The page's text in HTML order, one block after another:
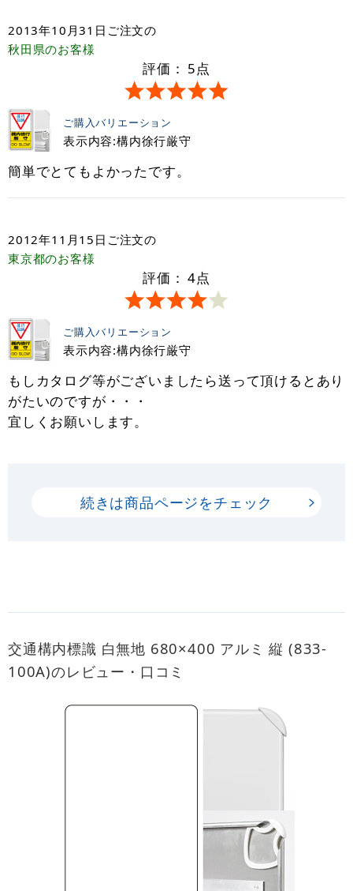
2013年10月31日 ご注文の
秋田県のお客様
評価： 5点
ご購入バリエーション
表示内容:構内徐行厳守
簡単でとてもよかったです。
2012年11月15日 ご注文の
東京都のお客様
評価： 4点
ご購入バリエーション
表示内容:構内徐行厳守
もしカタログ等がございましたら送って頂けるとあり
がたいのですが・・・
宜しくお願いします。
続きは商品ページをチェック
交通構内標識 白無地 680×400 アルミ 縦 (833-
100A)のレビュー・口コミ